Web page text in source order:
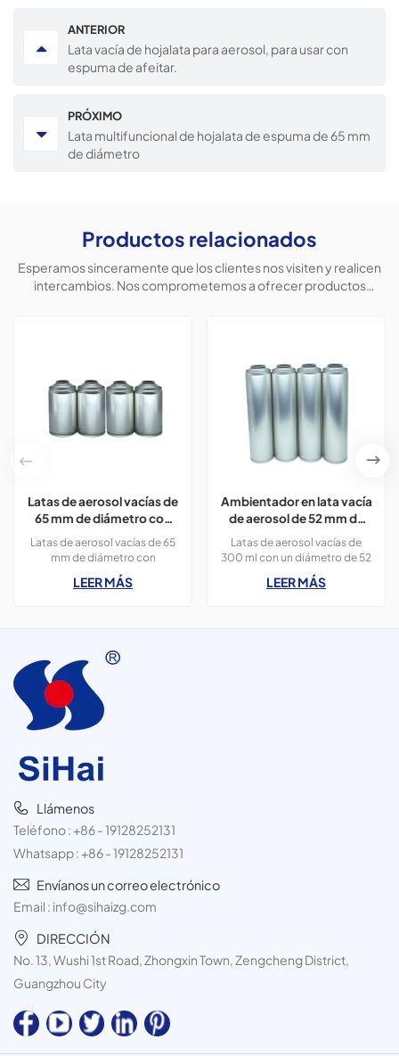
ANTERIOR
Lata vacía de hojalata para aerosol, para usar con
espuma de afeitar.
PRÓXIMO
Lata multifuncional de hojalata de espuma de 65 mm
de diámetro
Productos relacionados
Esperamos sinceramente que los clientes nos visiten y realicen
intercambios. Nos comprometemos a ofrecer productos
Latas de aerosol vacías de
65 mm de diámetro con
impresión en colores
CMYK de 300 ml para
Latas de aerosol vacías de 65
mm de diámetro con
impresión en colores CMYK de
400 ml para pintura en
LEER MÁS
Ambientador en lata vacía
de aerosol de 52 mm de
diámetro con impresión,
300 ml.
Latas de aerosol vacías de
300 ml con un diámetro de 52
mm y colores de impresión
OEM, utilizadas para
LEER MÁS
Llámenos
Teléfono :+86 - 19128252131
Whatsapp :+86 - 19128252131
Envíanos un correo electrónico
Email : info@sihaizg.com
DIRECCIÓN
No. 13, Wushi 1st Road, Zhongxin Town, Zengcheng District,
Guangzhou City